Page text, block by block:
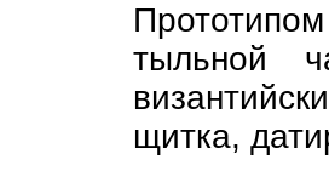
тыльной
щитка,